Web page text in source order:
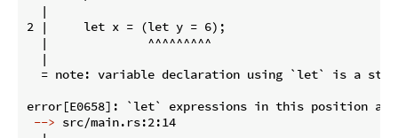
  |
2 |     let x = (let y = 6);
  |              ^^^^^^^^^
  |
= note: variable declaration using `let` is a
--> src/main.rs:2:14